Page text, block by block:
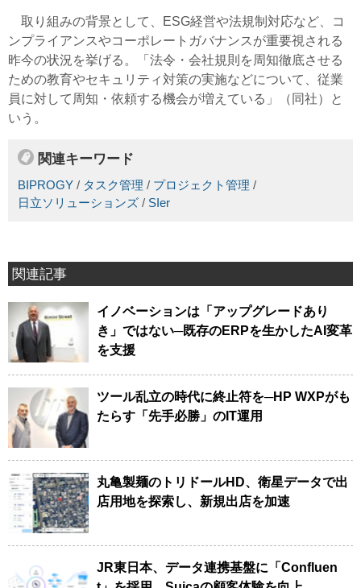
取り組みの背景として、ESG経営や法規制対応など、コ
ンプライアンスやコーポレートガバナンスが重要視される
昨今の状況を挙げる。「法令・会社規則を周知徹底させる
ための教育やセキュリティ対策の実施などについて、従業
員に対して周知・依頼する機会が増えている」（同社）と
いう。
関連キーワード
BIPROGY / タスク管理 / プロジェクト管理 /
日立ソリューションズ / SIer
関連記事
イノベーションは「アップグレードあり
き」ではない─既存のERPを生かしたAI変革
を支援
ツール乱立の時代に終止符を─HP WXPがも
たらす「先手必勝」のIT運用
丸亀製麺のトリドールHD、衛星データで出
店用地を探索し、新規出店を加速
JR東日本、データ連携基盤に「Confluen